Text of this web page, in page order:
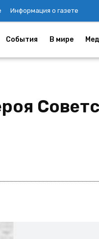
Информация о газете
События В мире